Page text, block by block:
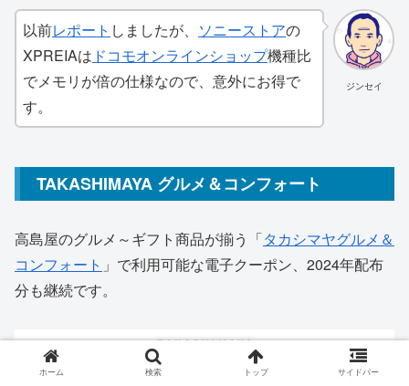
ジンセイ
以前レポート しましたが、 ソニーストアの
XPREIAは ドコモオンラインショップ機種比
でメモリが倍の仕様なので、意外にお得で
す。
TAKASHIMAYA グルメ＆コンフォート
高島屋のグルメ～ギフト商品が揃う「タカシマヤグルメ＆
コンフォート 」で利用可能な電子クーポン、2024年配布
分も継続です。
ホーム 検索 トップ サイドバー